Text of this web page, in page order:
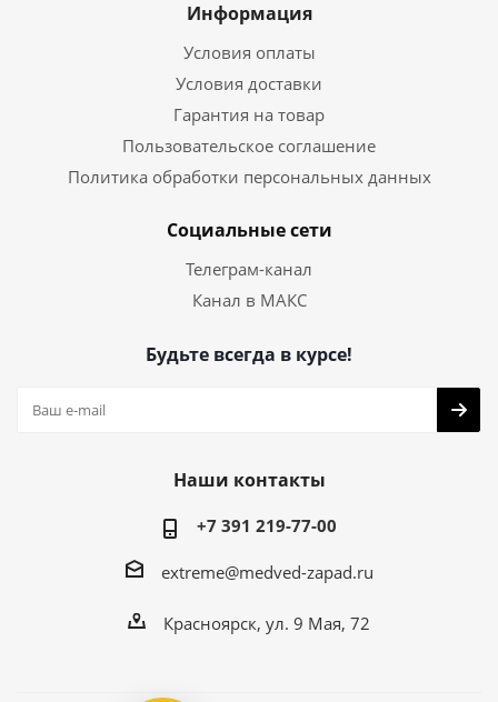
Информация
Условия оплаты
Условия доставки
Гарантия на товар
Пользовательское соглашение
Политика обработки персональных данных
Социальные сети
Телеграм-канал
Канал в МАКС
Будьте всегда в курсе!
Наши контакты
+7 391 219-77-00
extreme@medved-zapad.ru
Красноярск, ул. 9 Мая, 72